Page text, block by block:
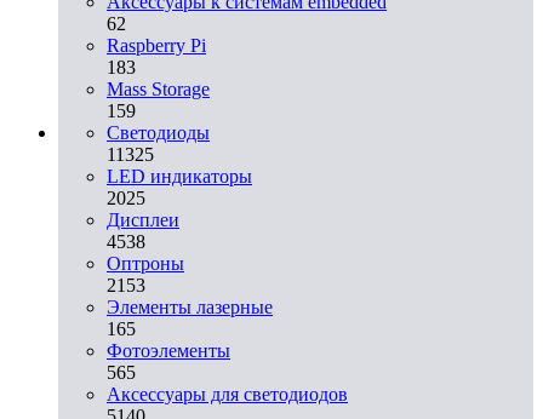
62
Raspberry Pi
183
Mass Storage
159
Светодиоды
11325
LED индикаторы
2025
Дисплеи
4538
Оптроны
2153
Элементы лазерные
165
Фотоэлементы
565
Аксессуары для светодиодов